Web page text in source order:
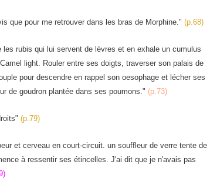
que pour me retrouver dans les bras de Morphine." (p.68)
rubis qui lui servent de lèvres et en exhale un cumulus
light. Rouler entre ses doigts, traverser son palais de
pour descendre en rappel son oesophage et lécher ses
de goudron plantée dans ses poumons." (p.73)
(p.79)
et cerveau en court-circuit. un souffleur de verre tente de
à ressentir ses étincelles. J'ai dit que je n'avais pas